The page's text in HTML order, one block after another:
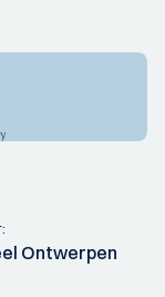
Ontwerpen